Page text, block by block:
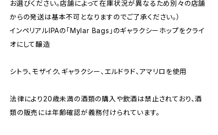
お選びください。店舗によって在庫状況が異なるため別々の店舗
からの発送は基本不可となりますのでご了承ください。）
インペリアルIPAの「Mylar Bags」のギャラクシーホップをクライ
オにして醸造
シトラ、モザイク、ギャラクシー、エルドラド、アマリロを使用
法律により20歳未満の酒類の購入や飲酒は禁止されており、酒
類の販売には年齢確認が義務付けられています。